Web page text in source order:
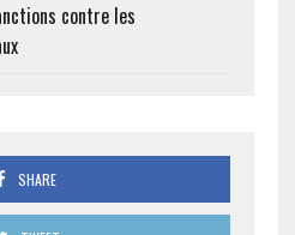
contre les
SHARE